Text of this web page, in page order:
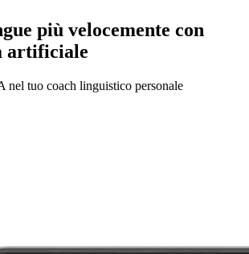
più velocemente con
artificiale
nel tuo coach linguistico personale